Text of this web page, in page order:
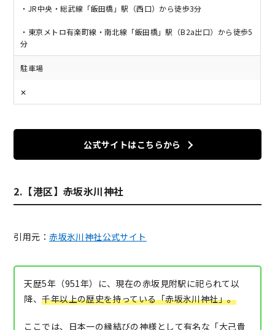
・JR中央・総武線「飯田橋」駅（西口）から徒歩3分
・東京メトロ有楽町線・南北線「飯田橋」駅（B2a出口）から徒歩5
分
駐車場
✕
公式サイトはこちらから
2.【港区】赤坂氷川神社
引用元：赤坂氷川神社公式サイト
天歴5年（951年）に、現在の赤坂見附駅に祀られて以
降、千年以上の歴史を持っている「赤坂氷川神社」。
ここでは、日本一の縁結びの神様として有名な「大己貴